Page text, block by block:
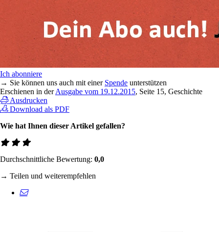
Ich abonniere
→ Sie können uns auch mit einer Spende unterstützen
Erschienen in derAusgabe vom 19.12.2015, Seite 15, Geschichte
Ausdrucken
Download als PDF
Wie hat Ihnen dieser Artikel gefallen?
Durchschnittliche Bewertung: 0,0
→ Teilen und weiterempfehlen